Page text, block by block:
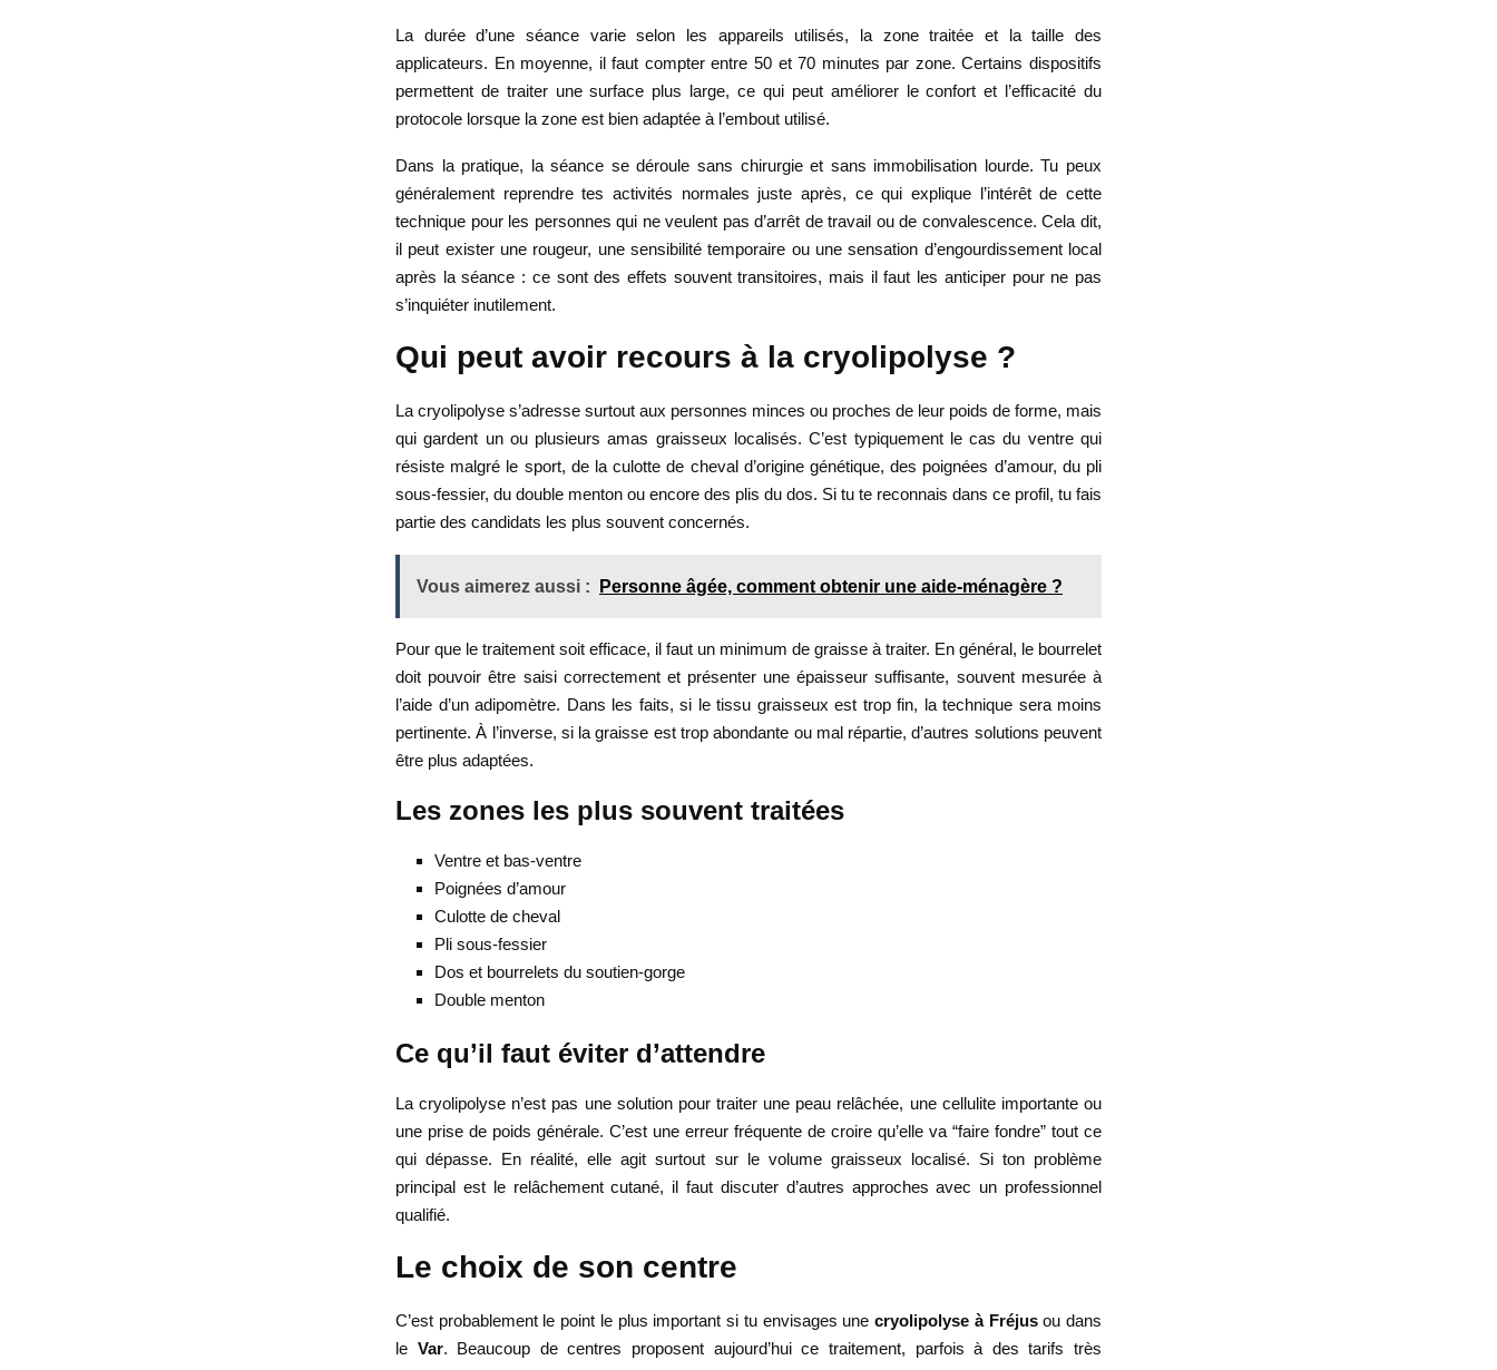
La durée d’une séance varie selon les appareils utilisés, la zone traitée et la taille des
applicateurs. En moyenne, il faut compter entre 50 et 70 minutes par zone. Certains dispositifs
permettent de traiter une surface plus large, ce qui peut améliorer le confort et l’efficacité du
protocole lorsque la zone est bien adaptée à l’embout utilisé.
Dans la pratique, la séance se déroule sans chirurgie et sans immobilisation lourde. Tu peux
généralement reprendre tes activités normales juste après, ce qui explique l’intérêt de cette
technique pour les personnes qui ne veulent pas d’arrêt de travail ou de convalescence. Cela dit,
il peut exister une rougeur, une sensibilité temporaire ou une sensation d’engourdissement local
après la séance : ce sont des effets souvent transitoires, mais il faut les anticiper pour ne pas
s’inquiéter inutilement.
Qui peut avoir recours à la cryolipolyse ?
La cryolipolyse s’adresse surtout aux personnes minces ou proches de leur poids de forme, mais
qui gardent un ou plusieurs amas graisseux localisés. C’est typiquement le cas du ventre qui
résiste malgré le sport, de la culotte de cheval d’origine génétique, des poignées d’amour, du pli
sous-fessier, du double menton ou encore des plis du dos. Si tu te reconnais dans ce profil, tu fais
partie des candidats les plus souvent concernés.
Vous aimerez aussi : Personne âgée, comment obtenir une aide-ménagère ?
Pour que le traitement soit efficace, il faut un minimum de graisse à traiter. En général, le bourrelet
doit pouvoir être saisi correctement et présenter une épaisseur suffisante, souvent mesurée à
l’aide d’un adipomètre. Dans les faits, si le tissu graisseux est trop fin, la technique sera moins
pertinente. À l’inverse, si la graisse est trop abondante ou mal répartie, d’autres solutions peuvent
être plus adaptées.
Les zones les plus souvent traitées
Ventre et bas-ventre
Poignées d’amour
Culotte de cheval
Pli sous-fessier
Dos et bourrelets du soutien-gorge
Double menton
Ce qu’il faut éviter d’attendre
La cryolipolyse n’est pas une solution pour traiter une peau relâchée, une cellulite importante ou
une prise de poids générale. C’est une erreur fréquente de croire qu’elle va “faire fondre” tout ce
qui dépasse. En réalité, elle agit surtout sur le volume graisseux localisé. Si ton problème
principal est le relâchement cutané, il faut discuter d’autres approches avec un professionnel
qualifié.
Le choix de son centre
C’est probablement le point le plus important si tu envisages unecryolipolyse à Fréjusou dans
le Var. Beaucoup de centres proposent aujourd’hui ce traitement, parfois à des tarifs très